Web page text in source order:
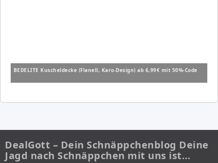
BEDELITE Kuscheldecke (Flanell, Karo-Design) ab 6,99€ mit 50%-Code
DealGott – Dein Schnäppchenblog Deine
Jagd nach Schnäppchen mit uns ist…